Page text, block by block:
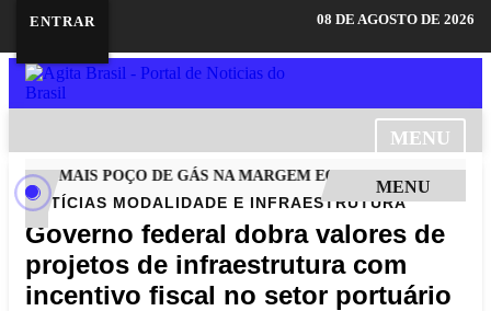
ENTRAR 08 DE AGOSTO DE 2026
MENU
MAIS POÇO DE GÁS NA MARGEM EQUATORIAL DA
MENU
NOTÍCIAS MODALIDADE E INFRAESTRUTURA
Governo federal dobra valores de
projetos de infraestrutura com
incentivo fiscal no setor portuário